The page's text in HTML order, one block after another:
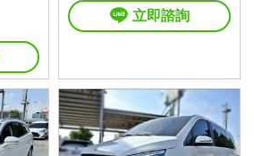
立即諮詢